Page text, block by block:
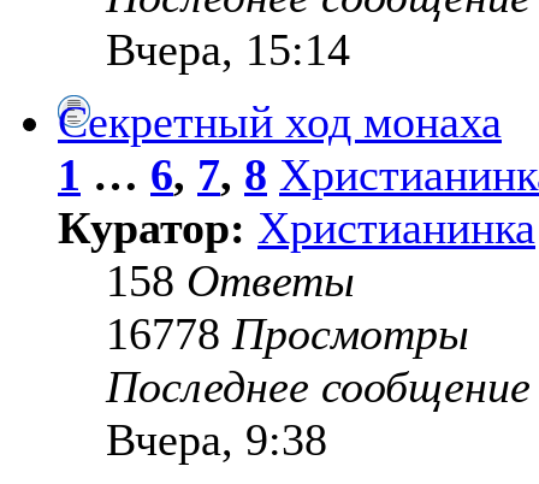
Вчера, 15:14
Секретный ход монаха
1 … 6, 7, 8
Куратор: Христианинка
158 Ответы
16778 Просмотры
Последнее
Вчера, 9:38